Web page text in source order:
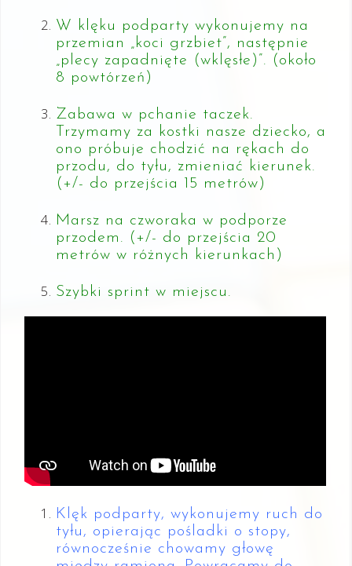
W klęku podparty wykonujemy na
przemian „koci grzbiet”, następnie
„plecy zapadnięte (wklęsłe)”. (około
8 powtórzeń)
Zabawa w pchanie taczek.
Trzymamy za kostki nasze dziecko, a
ono próbuje chodzić na rękach do
przodu, do tyłu, zmieniać kierunek.
(+/- do przejścia 15 metrów)
Marsz na czworaka w podporze
przodem. (+/- do przejścia 20
metrów w różnych kierunkach)
Szybki sprint w miejscu.
Klęk podparty, wykonujemy ruch do
tyłu, opierając pośladki o stopy,
równocześnie chowamy głowę